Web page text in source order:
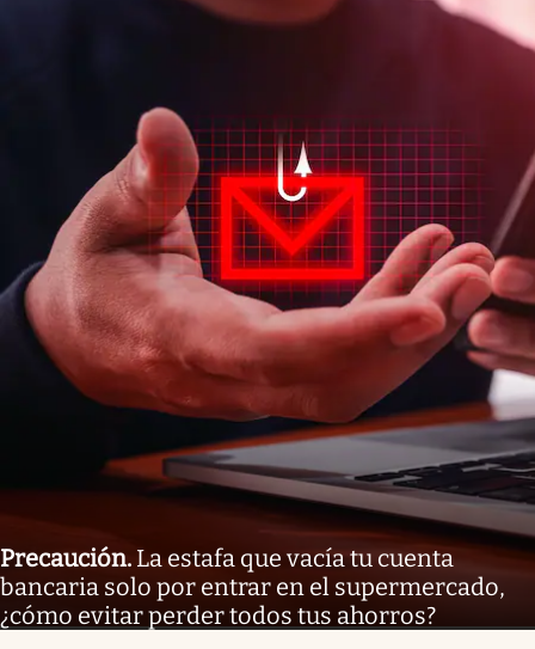
Precaución. La estafa que vacía tu cuenta
bancaria solo por entrar en el supermercado,
¿cómo evitar perder todos tus ahorros?